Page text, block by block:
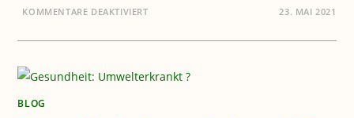
KOMMENTARE DEAKTIVIERTFÜR
GESUNDHEIT:
ANALYTIK
?
23. MAI 2021
BLOG